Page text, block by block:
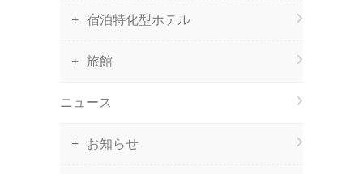
宿泊特化型ホテル
旅館
ニュース
お知らせ